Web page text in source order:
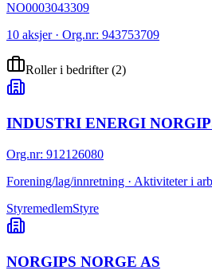
NO0003043309
10 aksjer · Org.nr: 943753709
Roller i bedrifter(2)
INDUSTRI ENERGI
Org.nr: 912126080
Forening/lag/innretning · Aktiviteter i
StyremedlemStyre
NORGIPS NORGE AS